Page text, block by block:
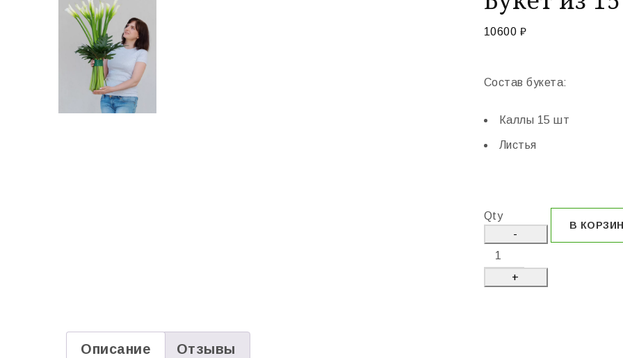
10600 ₽
Состав букета:
Каллы 15 шт
Листья
Qty
В
Описание Отзывы